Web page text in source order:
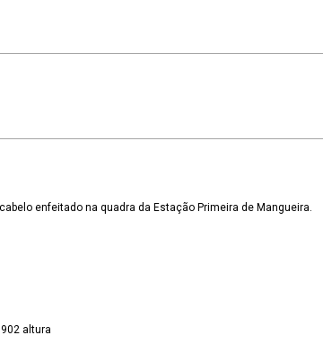
enfeitado na quadra da Estação Primeira de Mangueira.
altura